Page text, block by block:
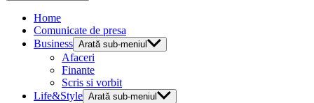
Home
Comunicate de presa
Business Arată sub-meniul
Afaceri
Finante
Scris si vorbit
Life&Style Arată sub-meniul